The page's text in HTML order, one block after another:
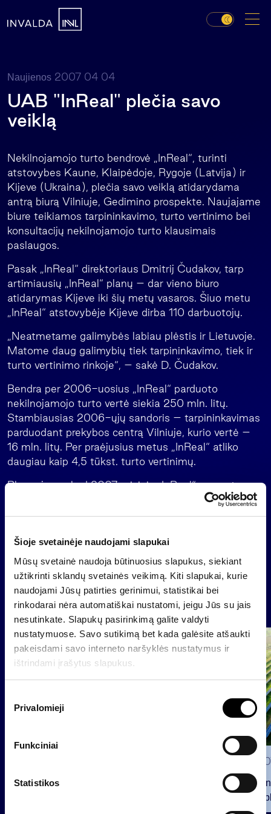
Šioje svetainėje naudojami slapukai
Mūsų svetainė naudoja būtinuosius slapukus, siekiant
užtikrinti sklandų svetainės veikimą. Kiti slapukai, kurie
naudojami Jūsų patirties gerinimui, statistikai bei
rinkodarai nėra automatiškai nustatomi, jeigu Jūs su jais
nesutinkate. Slapukų pasirinkimą galite valdyti
nustatymuose. Savo sutikimą bet kada galėsite atšaukti
pakeisdami savo interneto naršyklės nustatymus ir
ištrindami įrašytus slapukus.
Privalomieji
Funkciniai
Statistikos
Naujienos 2007 04 04
UAB "InReal" plečia savo
veiklą
Nekilnojamojo turto bendrovė „InReal“, turinti
atstovybes Kaune, Klaipėdoje, Rygoje (Latvija) ir
Kijeve (Ukraina), plečia savo veiklą atidarydama
antrą biurą Vilniuje, Gedimino prospekte. Naujajame
biure teikiamos tarpininkavimo, turto vertinimo bei
konsultacijų nekilnojamojo turto klausimais
paslaugos.
Pasak „InReal“ direktoriaus Dmitrij Čudakov, tarp
artimiausių „InReal“ planų – dar vieno biuro
atidarymas Kijeve iki šių metų vasaros. Šiuo metu
„InReal“ atstovybėje Kijeve dirba 110 darbuotojų.
„Neatmetame galimybės labiau plėstis ir Lietuvoje.
Matome daug galimybių tiek tarpininkavimo, tiek ir
turto vertinimo rinkoje“, – sakė D. Čudakov.
Bendra per 2006-uosius „InReal“ parduoto
nekilnojamojo turto vertė siekia 250 mln. litų.
Stambiausias 2006-ųjų sandoris – tarpininkavimas
parduodant prekybos centrą Vilniuje, kurio vertė –
16 mln. litų. Per praėjusius metus „InReal“ atliko
daugiau kaip 4,5 tūkst. turto vertinimų.
Planuojama, kad 2007-aisiais „InReal“ apyvarta,
palyginti su 2006-aisiais, augs apie 30 procentų.
Naujienos
Grupė
Reglamentuojama informacija
2026
INVL
viešą
12 mln.